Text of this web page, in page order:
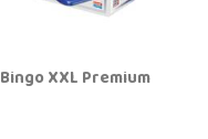
Bingo XXL Premium